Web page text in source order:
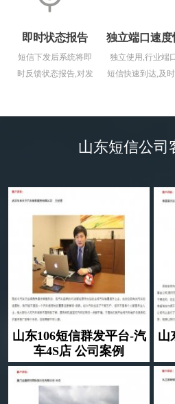
即时状态报告
短信下发后系统将即
时反馈状态报告,对发
独立端口速度
独立使用,行业端
短信快速到达,及
山东短信公司
山东106短信群发平台-汽
车4S店 公司案例
山